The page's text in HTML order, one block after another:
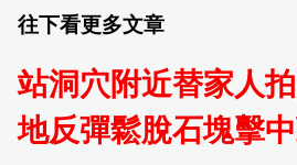
往下看更多文章
站洞穴附近替家人
地反彈鬆脫石塊擊